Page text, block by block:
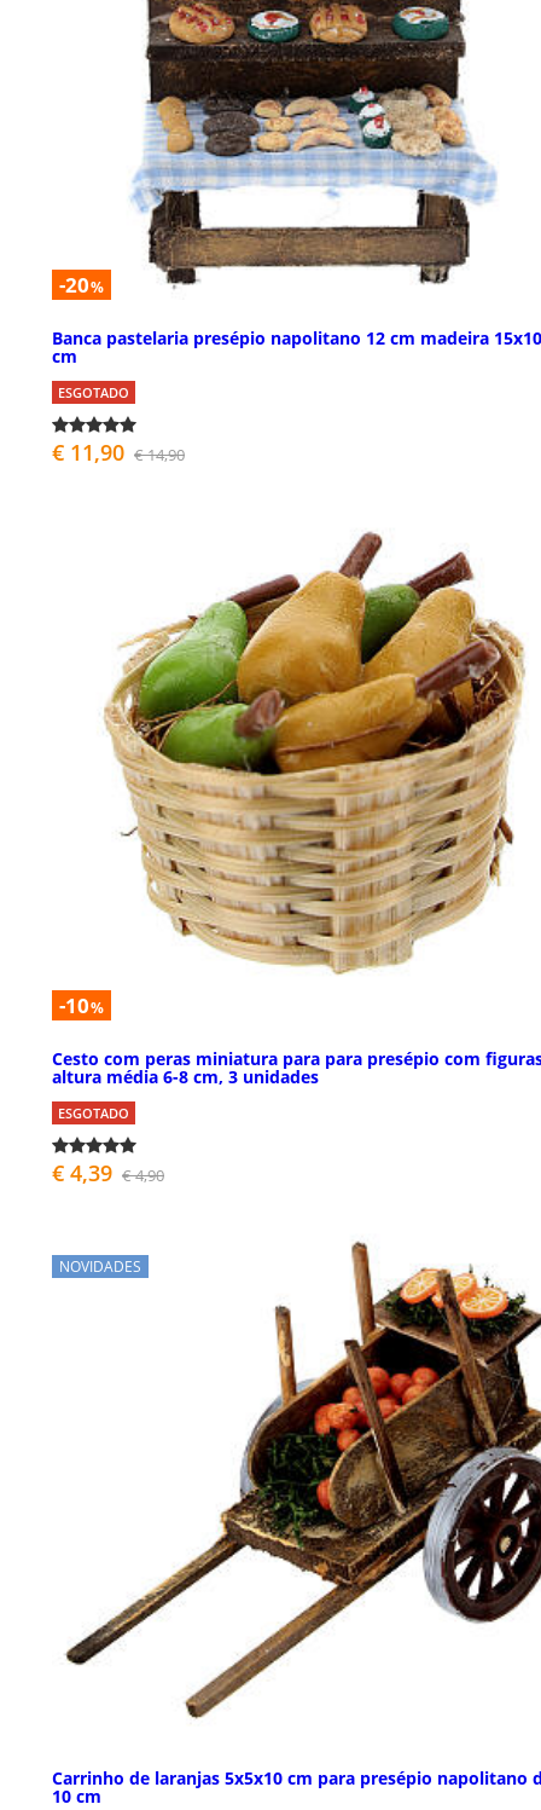
-20%
Banca pastelaria presépio napolitano 12 cm madeira
cm
ESGOTADO
€ 11,90 € 14,90
-10%
Cesto com peras miniatura para para presépio com
altura média 6-8 cm, 3 unidades
ESGOTADO
€ 4,39 € 4,90
NOVIDADES
Carrinho de laranjas 5x5x10 cm para presépio napolitano
10 cm